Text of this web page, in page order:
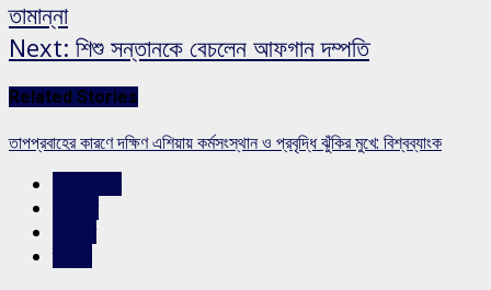
তামান্না
Next: শিশু সন্তানকে বেচলেন আফগান দম্পতি
Related Stories
তাপপ্রবাহের কারণে দক্ষিণ এশিয়ায় কর্মসংস্থান ও প্রবৃদ্ধি ঝুঁকির মুখে: বিশ্বব্যাংক